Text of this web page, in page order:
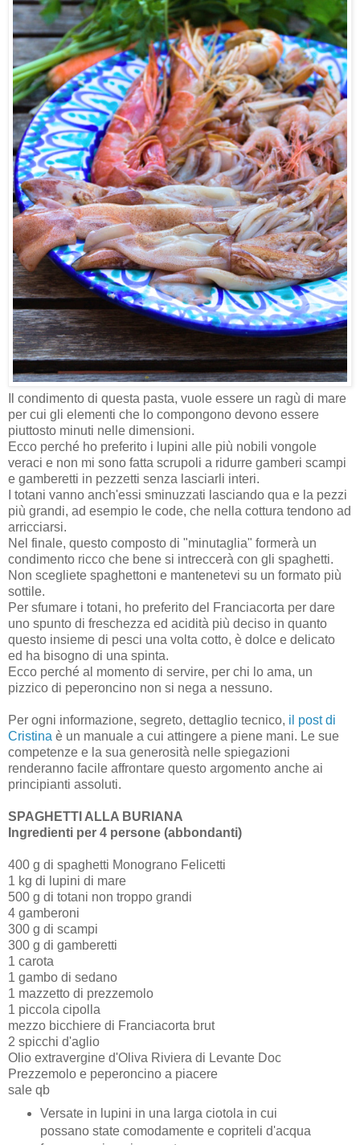
Il condimento di questa pasta, vuole essere un ragù di mare
per cui gli elementi che lo compongono devono essere
piuttosto minuti nelle dimensioni.
Ecco perché ho preferito i lupini alle più nobili vongole
veraci e non mi sono fatta scrupoli a ridurre gamberi scampi
e gamberetti in pezzetti senza lasciarli interi.
I totani vanno anch'essi sminuzzati lasciando qua e la pezzi
più grandi, ad esempio le code, che nella cottura tendono ad
arricciarsi.
Nel finale, questo composto di "minutaglia" formerà un
condimento ricco che bene si intreccerà con gli spaghetti.
Non scegliete spaghettoni e mantenetevi su un formato più
sottile.
Per sfumare i totani, ho preferito del Franciacorta per dare
uno spunto di freschezza ed acidità più deciso in quanto
questo insieme di pesci una volta cotto, è dolce e delicato
ed ha bisogno di una spinta.
Ecco perché al momento di servire, per chi lo ama, un
pizzico di peperoncino non si nega a nessuno.
Per ogni informazione, segreto, dettaglio tecnico, il post di
Cristina è un manuale a cui attingere a piene mani. Le sue
competenze e la sua generosità nelle spiegazioni
renderanno facile affrontare questo argomento anche ai
principianti assoluti.
SPAGHETTI ALLA BURIANA
Ingredienti per 4 persone (abbondanti)
400 g di spaghetti Monograno Felicetti
1 kg di lupini di mare
500 g di totani non troppo grandi
4 gamberoni
300 g di scampi
300 g di gamberetti
1 carota
1 gambo di sedano
1 mazzetto di prezzemolo
1 piccola cipolla
mezzo bicchiere di Franciacorta brut
2 spicchi d'aglio
Olio extravergine d'Oliva Riviera di Levante Doc
Prezzemolo e peperoncino a piacere
sale qb
Versate in lupini in una larga ciotola in cui
possano state comodamente e copriteli d'acqua